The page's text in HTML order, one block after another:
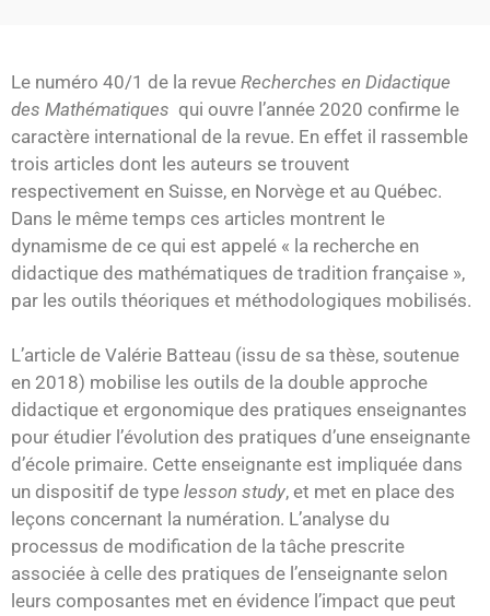
Le numéro 40/1 de la revue Recherches en Didactique
des Mathématiques qui ouvre l’année 2020 confirme le
caractère international de la revue. En effet il rassemble
trois articles dont les auteurs se trouvent
respectivement en Suisse, en Norvège et au Québec.
Dans le même temps ces articles montrent le
dynamisme de ce qui est appelé « la recherche en
didactique des mathématiques de tradition française »,
par les outils théoriques et méthodologiques mobilisés.
L’article de Valérie Batteau (issu de sa thèse, soutenue
en 2018) mobilise les outils de la double approche
didactique et ergonomique des pratiques enseignantes
pour étudier l’évolution des pratiques d’une enseignante
d’école primaire. Cette enseignante est impliquée dans
un dispositif de type lesson study, et met en place des
leçons concernant la numération. L’analyse du
processus de modification de la tâche prescrite
associée à celle des pratiques de l’enseignante selon
leurs composantes met en évidence l’impact que peut